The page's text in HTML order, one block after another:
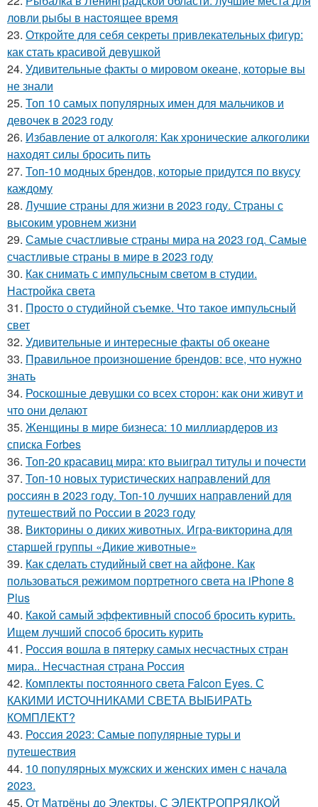
ловли рыбы в настоящее время
23. Откройте для себя секреты привлекательных фигур:
как стать красивой девушкой
24. Удивительные факты о мировом океане, которые вы
не знали
25. Топ 10 самых популярных имен для мальчиков и
девочек в 2023 году
26. Избавление от алкоголя: Как хронические алкоголики
находят силы бросить пить
27. Топ-10 модных брендов, которые придутся по вкусу
каждому
28. Лучшие страны для жизни в 2023 году. Страны с
высоким уровнем жизни
29. Самые счастливые страны мира на 2023 год. Самые
счастливые страны в мире в 2023 году
30. Как снимать с импульсным светом в студии.
Настройка света
31. Просто о студийной съемке. Что такое импульсный
свет
32. Удивительные и интересные факты об океане
33. Правильное произношение брендов: все, что нужно
знать
34. Роскошные девушки со всех сторон: как они живут и
что они делают
35. Женщины в мире бизнеса: 10 миллиардеров из
списка Forbes
36. Топ-20 красавиц мира: кто выиграл титулы и почести
37. Топ-10 новых туристических направлений для
россиян в 2023 году. Топ-10 лучших направлений для
путешествий по России в 2023 году
38. Викторины о диких животных. Игра-викторина для
старшей группы «Дикие животные»
39. Как сделать студийный свет на айфоне. Как
пользоваться режимом портретного света на iPhone 8
Plus
40. Какой самый эффективный способ бросить курить.
Ищем лучший способ бросить курить
41. Россия вошла в пятерку самых несчастных стран
мира.. Несчастная страна Россия
42. Комплекты постоянного света Falcon Eyes. С
КАКИМИ ИСТОЧНИКАМИ СВЕТА ВЫБИРАТЬ
КОМПЛЕКТ?
43. Россия 2023: Самые популярные туры и
путешествия
44. 10 популярных мужских и женских имен с начала
2023.
45. От Матрёны до Электры. С ЭЛЕКТРОПРЯЛКОЙ